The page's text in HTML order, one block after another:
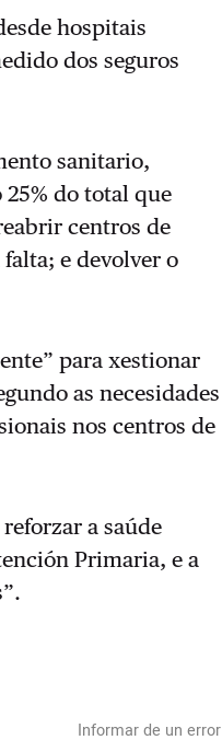
hospitais
dos seguros
sanitario,
do total que
centros de
e devolver o
para xestionar
as necesidades
nos centros de
a saúde
Primaria, e a
Informar de un error